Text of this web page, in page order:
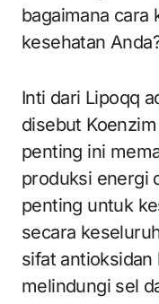
bagaimana cara
kesehatan
Inti dari Lipoqq
disebut
penting ini
produksi energi
penting untuk
secara
sifat
melindungi sel